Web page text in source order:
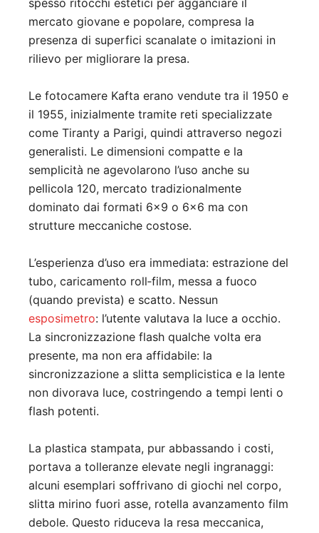
spesso ritocchi estetici per agganciare il
mercato giovane e popolare, compresa la
presenza di superfici scanalate o imitazioni in
rilievo per migliorare la presa.
Le fotocamere Kafta erano vendute tra il 1950 e
il 1955, inizialmente tramite reti specializzate
come Tiranty a Parigi, quindi attraverso negozi
generalisti. Le dimensioni compatte e la
semplicità ne agevolarono l’uso anche su
pellicola 120, mercato tradizionalmente
dominato dai formati 6×9 o 6×6 ma con
strutture meccaniche costose.
L’esperienza d’uso era immediata: estrazione del
tubo, caricamento roll‑film, messa a fuoco
(quando prevista) e scatto. Nessun
esposimetro: l’utente valutava la luce a occhio.
La sincronizzazione flash qualche volta era
presente, ma non era affidabile: la
sincronizzazione a slitta semplicistica e la lente
non divorava luce, costringendo a tempi lenti o
flash potenti.
La plastica stampata, pur abbassando i costi,
portava a tolleranze elevate negli ingranaggi:
alcuni esemplari soffrivano di giochi nel corpo,
slitta mirino fuori asse, rotella avanzamento film
debole. Questo riduceva la resa meccanica,